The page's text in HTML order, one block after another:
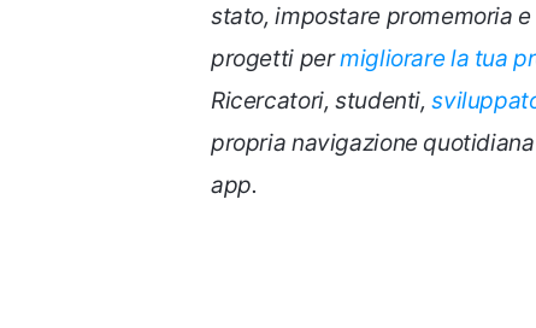
stato, impostare promemoria
progetti permigliorare la tua
Ricercatori, studenti,
propria navigazione
app.